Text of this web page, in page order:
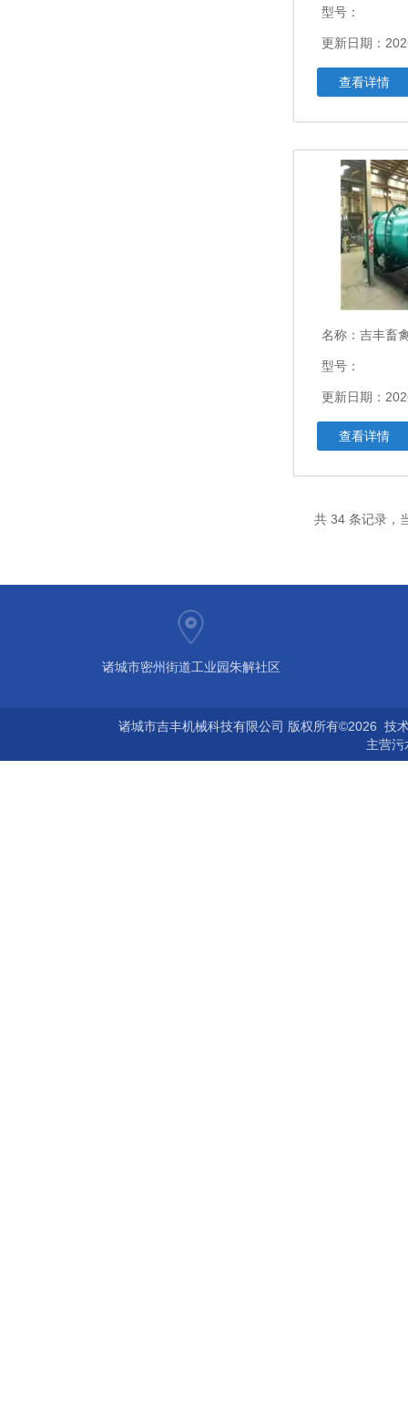
型号：
更新日期：
查看详情
名称： 吉丰畜禽粪便
型号：
更新日期：
查看详情
共 34 条记录
诸城市密州街道工业园朱解社区
诸城市吉丰机械科技有限公司 版权所有©2026 技
主营污